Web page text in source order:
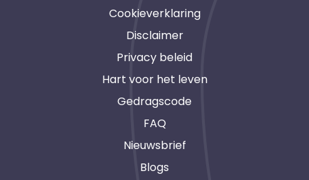
Cookieverklaring
Disclaimer
Privacy beleid
Hart voor het leven
Gedragscode
FAQ
Nieuwsbrief
Blogs